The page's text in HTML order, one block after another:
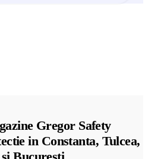
Gregor Safety
in Constanta, Tulcea,